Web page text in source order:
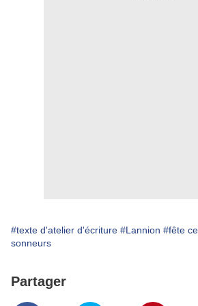
#texte d'atelier d'écriture #Lannion #fête
sonneurs
Partager